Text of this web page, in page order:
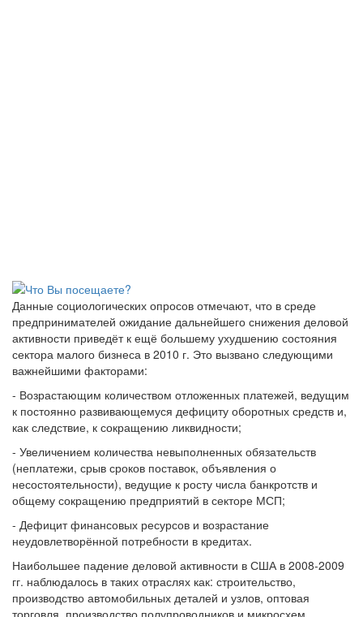
Данные социологических опросов отмечают, что в среде
предпринимателей ожидание дальнейшего снижения деловой
активности приведёт к ещё большему ухудшению состояния
сектора малого бизнеса в 2010 г. Это вызвано следующими
важнейшими факторами:
- Возрастающим количеством отложенных платежей, ведущим
к постоянно развивающемуся дефициту оборотных средств и,
как следствие, к сокращению ликвидности;
- Увеличением количества невыполненных обязательств
(неплатежи, срыв сроков поставок, объявления о
несостоятельности), ведущие к росту числа банкротств и
общему сокращению предприятий в секторе МСП;
- Дефицит финансовых ресурсов и возрастание
неудовлетворённой потребности в кредитах.
Наибольшее падение деловой активности в США в 2008-2009
гг. наблюдалось в таких отраслях как: строительство,
производство автомобильных деталей и узлов, оптовая